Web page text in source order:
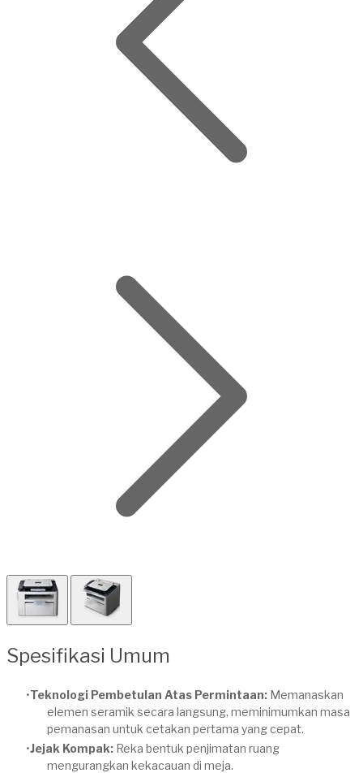
Spesifikasi Umum
Teknologi Pembetulan Atas Permintaan: Memanaskan
elemen seramik secara langsung, meminimumkan masa
pemanasan untuk cetakan pertama yang cepat.
Jejak Kompak: Reka bentuk penjimatan ruang
mengurangkan kekacauan di meja.